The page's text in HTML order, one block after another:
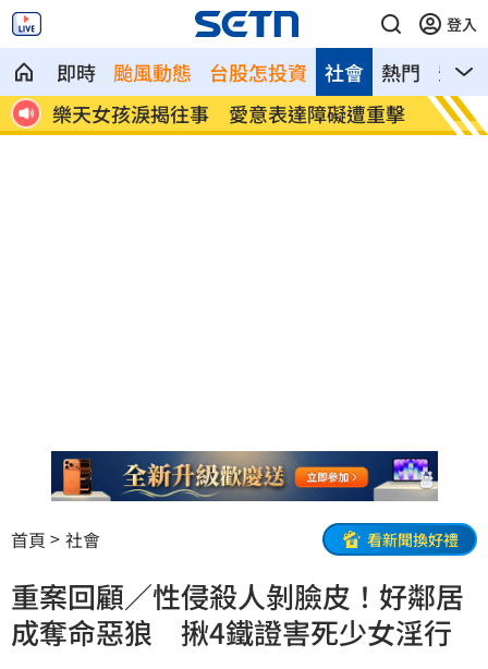
登入
即時 颱風動態 台股怎投資 熱門 影音
社會
油
樂天女孩淚揭往事 愛意表達障礙遭重擊
一張
萬
首頁 社會 看新聞換好禮
重案回顧／性侵殺人剝臉皮！好鄰居
成奪命惡狼 揪4鐵證害死少女淫行